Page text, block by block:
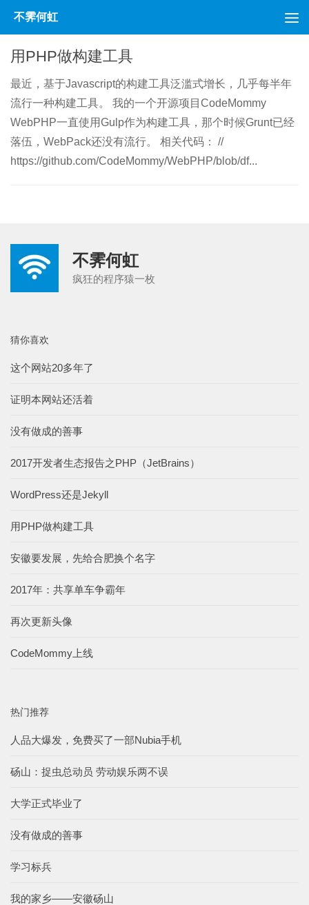
跳至内容
不霁何虹
用PHP做构建工具
最近，基于Javascript的构建工具泛滥式增长，几乎每半年
流行一种构建工具。 我的一个开源项目CodeMommy
WebPHP一直使用Gulp作为构建工具，那个时候Grunt已经
落伍，WebPack还没有流行。 相关代码： //
https://github.com/CodeMommy/WebPHP/blob/df...
不霁何虹
疯狂的程序猿一枚
猜你喜欢
这个网站20多年了
证明本网站还活着
没有做成的善事
2017开发者生态报告之PHP（JetBrains）
WordPress还是Jekyll
用PHP做构建工具
安徽要发展，先给合肥换个名字
2017年：共享单车争霸年
再次更新头像
CodeMommy上线
热门推荐
人品大爆发，免费买了一部Nubia手机
砀山：捉虫总动员 劳动娱乐两不误
大学正式毕业了
没有做成的善事
学习标兵
我的家乡——安徽砀山